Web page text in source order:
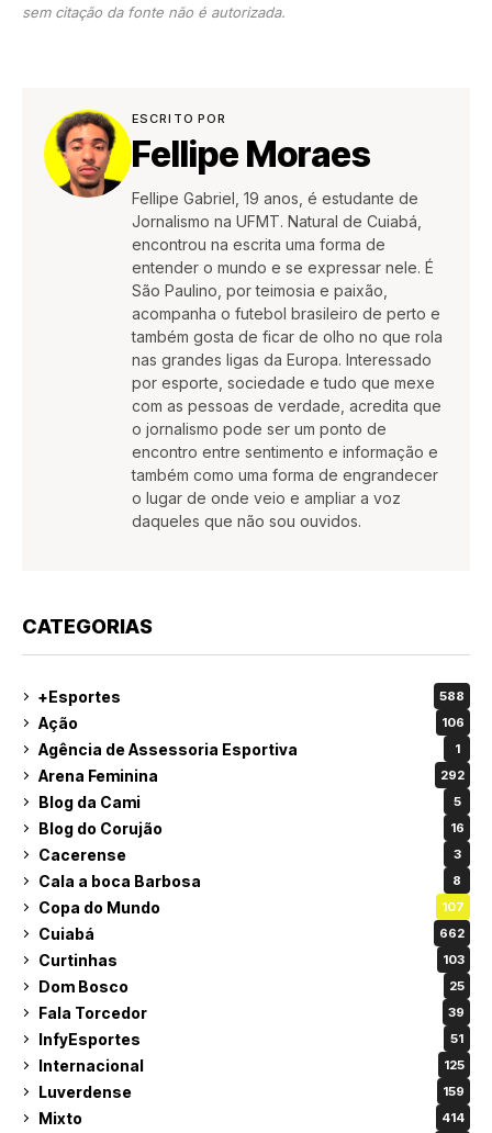
sem citação da fonte não é autorizada.
ESCRITO POR
Fellipe Moraes
Fellipe Gabriel, 19 anos, é estudante de
Jornalismo na UFMT. Natural de Cuiabá,
encontrou na escrita uma forma de
entender o mundo e se expressar nele. É
São Paulino, por teimosia e paixão,
acompanha o futebol brasileiro de perto e
também gosta de ficar de olho no que rola
nas grandes ligas da Europa. Interessado
por esporte, sociedade e tudo que mexe
com as pessoas de verdade, acredita que
o jornalismo pode ser um ponto de
encontro entre sentimento e informação e
também como uma forma de engrandecer
o lugar de onde veio e ampliar a voz
daqueles que não sou ouvidos.
CATEGORIAS
+Esportes 588
Ação 106
Agência de Assessoria Esportiva 1
Arena Feminina 292
Blog da Cami 5
Blog do Corujão 16
Cacerense 3
Cala a boca Barbosa 8
Copa do Mundo 107
Cuiabá 662
Curtinhas 103
Dom Bosco 25
Fala Torcedor 39
InfyEsportes 51
Internacional 125
Luverdense 159
Mixto 414